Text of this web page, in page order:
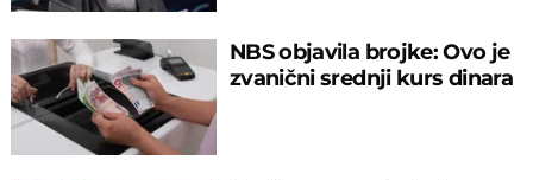
NBS objavila brojke: Ovo je
zvanični srednji kurs dinara